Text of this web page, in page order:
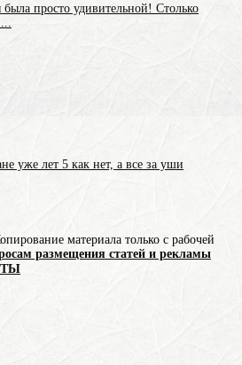
просто удивительной! Столько
уже лет 5 как нет, а все за уши
материала только с рабочей
размещения статей и рекламы